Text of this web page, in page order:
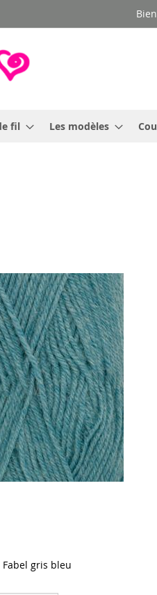
fil Les modèles
Fabel gris bleu